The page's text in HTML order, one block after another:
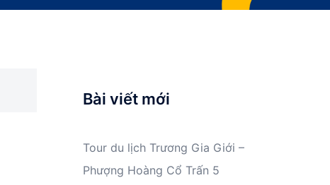
Bài viết mới
Tour du lịch Trương Gia Giới –
Phượng Hoàng Cổ Trấn 5